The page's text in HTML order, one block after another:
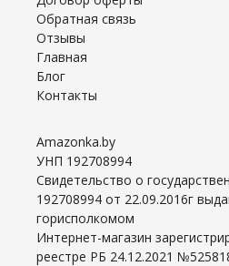
Обратная связь
Отзывы
Главная
Блог
Контакты
Amazonka.by
УНП 192708994
Свидетельство о
192708994 от 22.09.2016г
горисполкомом
Интернет-магазин
реестре РБ 24.12.2021